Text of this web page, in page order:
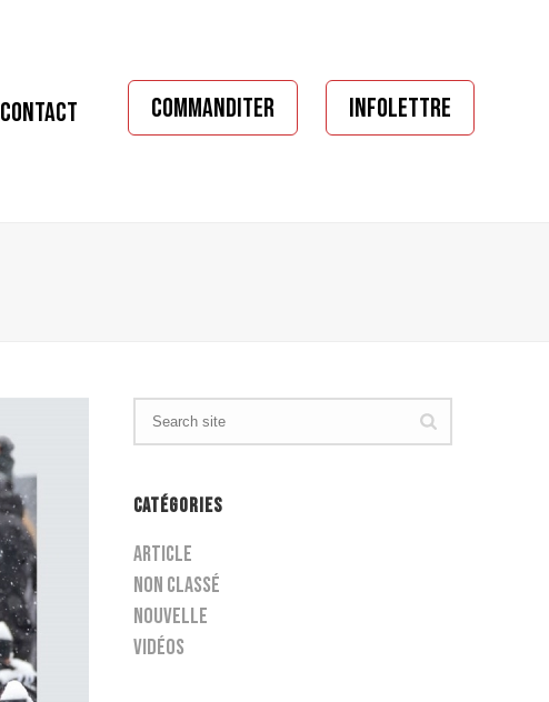
CONTACT COMMANDITER INFOLETTRE
CATÉGORIES
Article
Non classé
Nouvelle
Vidéos